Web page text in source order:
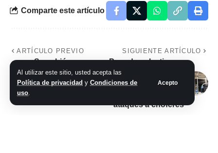
Al utilizar este sitio, usted acepta las
Política de privacidad y Condiciones de
uso.
Acepto
Comparte este artículo
ARTÍCULO PREVIO
Se subió con un
monopatín eléctrico
a la Panamericana y
SIGUIENTE ARTÍCULO
Paro de colectivos y
tras nuevas
ataques a choferes